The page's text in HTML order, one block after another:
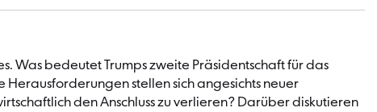
Was bedeutet Trumps zweite Präsidentschaft für das
stellen sich angesichts neuer
den Anschluss zu verlieren? Darüber diskutieren